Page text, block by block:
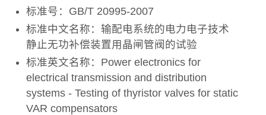
标准号：GB/T 20995-2007
标准中文名称：输配电系统的电力电子技术
静止无功补偿装置用晶闸管阀的试验
标准英文名称：Power electronics for
electrical transmission and distribution
systems - Testing of thyristor valves for static
VAR compensators